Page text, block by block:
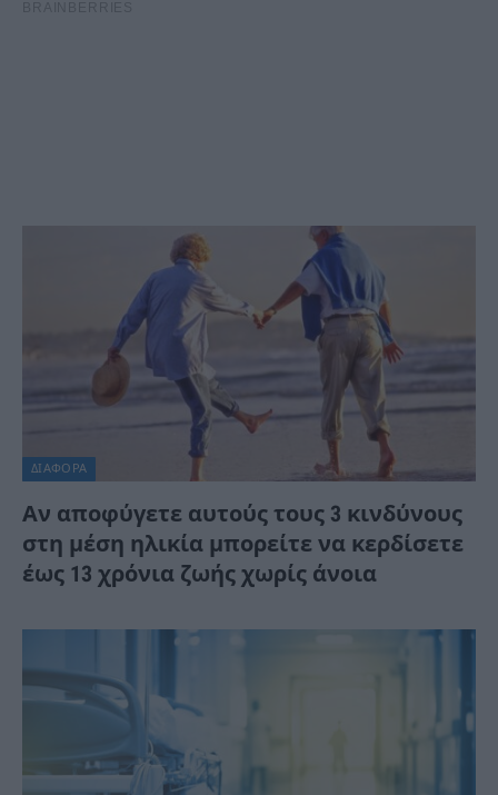
ΔΙΆΦΟΡΑ
Αν αποφύγετε αυτούς τους 3 κινδύνους
στη μέση ηλικία μπορείτε να κερδίσετε
έως 13 χρόνια ζωής χωρίς άνοια